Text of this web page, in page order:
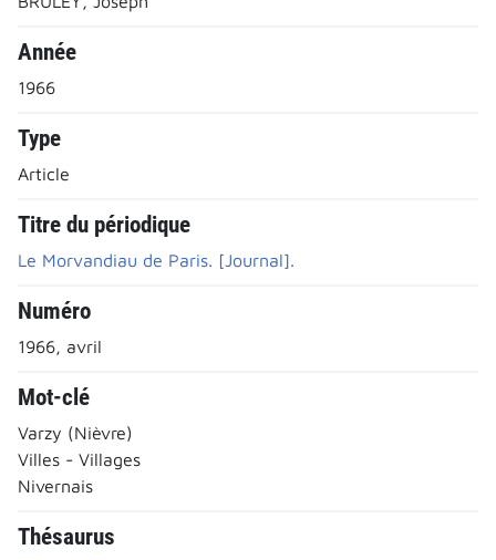
Année
1966
Type
Article
Titre du périodique
Le Morvandiau de Paris. [Journal].
Numéro
1966, avril
Mot-clé
Varzy (Nièvre)
Villes - Villages
Nivernais
Thésaurus